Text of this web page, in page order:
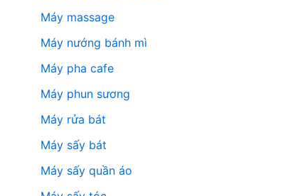
Máy massage
Máy nướng bánh mì
Máy pha cafe
Máy phun sương
Máy rửa bát
Máy sấy bát
Máy sấy quần áo